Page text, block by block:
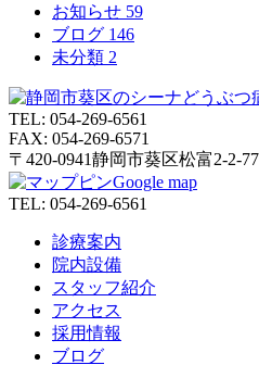
お知らせ 59
ブログ 146
未分類 2
TEL: 054-269-6561
FAX: 054-269-6571
〒420-0941静岡市葵区松富2-2-
Google map
TEL: 054-269-6561
診療案内
院内設備
スタッフ紹介
アクセス
採用情報
ブログ